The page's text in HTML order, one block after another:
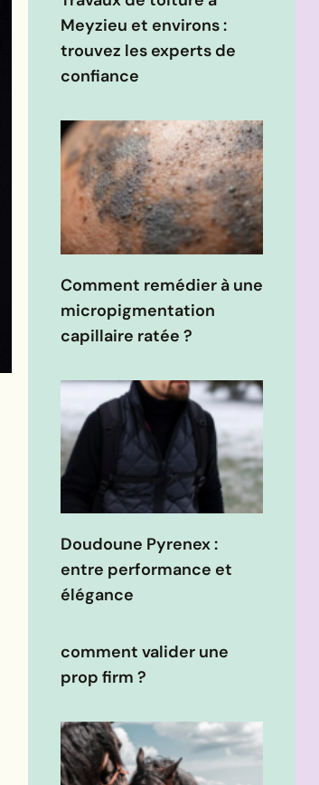
Meyzieu et environs :
trouvez les experts de
confiance
Comment remédier à une
micropigmentation
capillaire ratée ?
Doudoune Pyrenex :
entre performance et
élégance
comment valider une
prop firm ?